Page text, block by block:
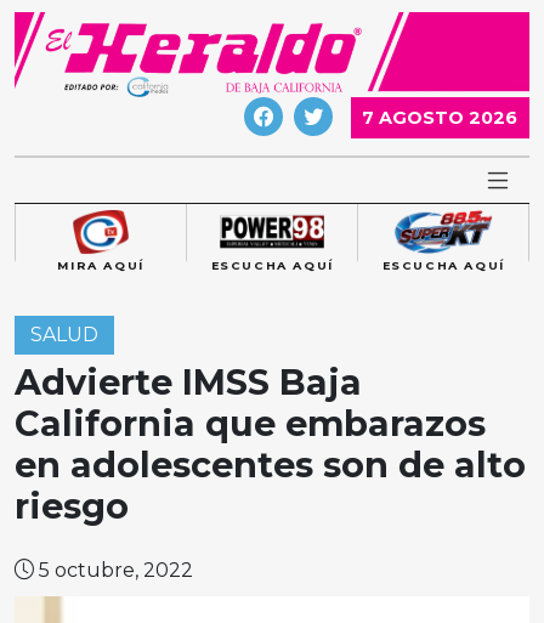
Skip
content
7 AGOSTO 2026
MIRA AQUÍ ESCUCHA AQUÍ ESCUCHA AQUÍ
SALUD
Advierte IMSS Baja
California que embarazos
en adolescentes son de alto
riesgo
5 octubre, 2022